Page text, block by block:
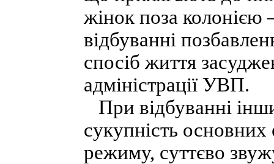
жінок поза
відбуванні
спосіб життя
адміністрації УВП.
При відбуванні
сукупність
режиму, суттєво